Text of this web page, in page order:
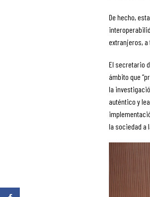
De hecho,
extranjeros, a
El secretario
ámbito que
la
auténtico y
la sociedad a